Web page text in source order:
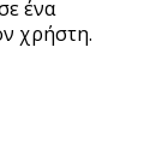
ένα
χρήστη.